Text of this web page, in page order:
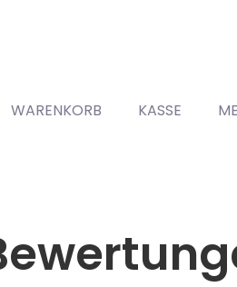
WARENKORB KASSE